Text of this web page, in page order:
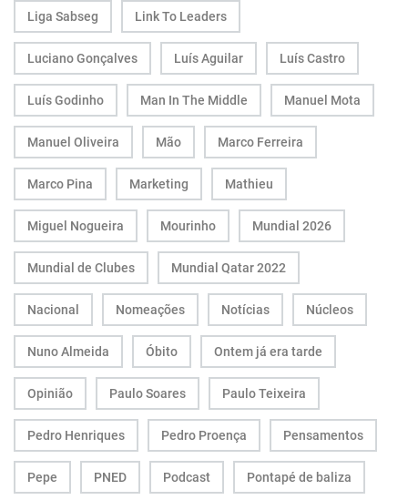
Liga Sabseg Link To Leaders
Luciano Gonçalves Luís Aguilar Luís Castro
Luís Godinho Man In The Middle Manuel Mota
Manuel Oliveira Mão Marco Ferreira
Marco Pina Marketing Mathieu
Miguel Nogueira Mourinho Mundial 2026
Mundial de Clubes Mundial Qatar 2022
Nacional Nomeações Notícias Núcleos
Nuno Almeida Óbito Ontem já era tarde
Opinião Paulo Soares Paulo Teixeira
Pedro Henriques Pedro Proença Pensamentos
Pepe PNED Podcast Pontapé de baliza